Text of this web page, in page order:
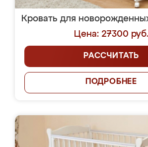
Кровать для
Цена: 27300 руб.
РАССЧИТАТЬ
ПОДРОБНЕЕ